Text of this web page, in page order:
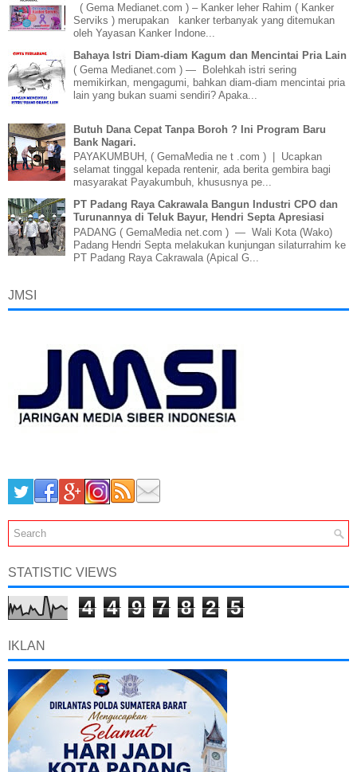
( Gema Medianet.com ) – Kanker leher Rahim ( Kanker
Serviks ) merupakan kanker terbanyak yang ditemukan
oleh Yayasan Kanker Indone...
Bahaya Istri Diam-diam Kagum dan Mencintai Pria Lain
( Gema Medianet.com ) — Bolehkah istri sering
memikirkan, mengagumi, bahkan diam-diam mencintai pria
lain yang bukan suami sendiri? Apaka...
Butuh Dana Cepat Tanpa Boroh ? Ini Program Baru
Bank Nagari.
PAYAKUMBUH, ( GemaMedia ne t .com ) | Ucapkan
selamat tinggal kepada rentenir, ada berita gembira bagi
masyarakat Payakumbuh, khususnya pe...
PT Padang Raya Cakrawala Bangun Industri CPO dan
Turunannya di Teluk Bayur, Hendri Septa Apresiasi
PADANG ( GemaMedia net.com ) — Wali Kota (Wako)
Padang Hendri Septa melakukan kunjungan silaturrahim ke
PT Padang Raya Cakrawala (Apical G...
JMSI
STATISTIC VIEWS
4 4 9 7 8 2 5
IKLAN